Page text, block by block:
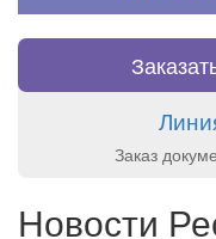
Заказ
Новости